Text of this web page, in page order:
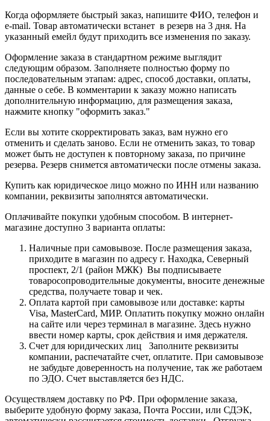
Когда оформляете быстрый заказ, напишите ФИО, телефон и
e-mail. Товар автоматически встанет в резерв на 3 дня. На
указанный емейл будут приходить все изменения по заказу.
Оформление заказа в стандартном режиме выглядит
следующим образом. Заполняете полностью форму по
последовательным этапам: адрес, способ доставки, оплаты,
данные о себе. В комментарии к заказу можно написать
дополнительную информацию, для размещения заказа,
нажмите кнопку "оформить заказ."
Если вы хотите скорректировать заказ, вам нужно его
отменить и сделать заново. Если не отменить заказ, то товар
может быть не доступен к повторному заказа, по причине
резерва. Резерв снимется автоматически после отмены заказа.
Купить как юридическое лицо можно по ИНН или названию
компании, реквизиты заполнятся автоматически.
Оплачивайте покупки удобным способом. В интернет-
магазине доступно 3 варианта оплаты:
Наличные при самовывозе. После размещения заказа,
приходите в магазин по адресу г. Находка, Северный
проспект, 2/1 (район МЖК) Вы подписываете
товаросопроводительные документы, вносите денежные
средства, получаете товар и чек.
Оплата картой при самовывозе или доставке: карты
Visa, MasterCard, МИР. Оплатить покупку можно онлайн
на сайте или через терминал в магазине. Здесь нужно
ввести номер карты, срок действия и имя держателя.
Счет для юридических лиц Заполните реквизиты
компании, распечатайте счет, оплатите. При самовывозе
не забудьте доверенность на получение, так же работаем
по ЭДО. Счет выставляется без НДС.
Осуществляем доставку по РФ. При оформление заказа,
выберите удобную форму заказа, Почта России, или СДЭК,